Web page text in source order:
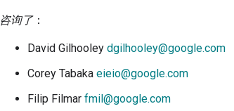
咨询了：
David Gilhooley dgilhooley@google.com
Corey Tabaka eieio@google.com
Filip Filmar fmil@google.com